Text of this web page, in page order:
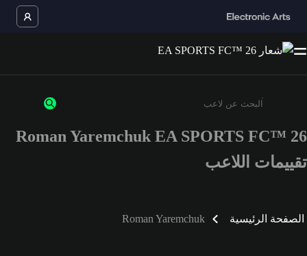
أدخل 3 أحرف أو أرقام على الأقل
Roman Yaremchuk EA SPORTS FC™ 26
تقييمات اللاعب
الصفحة الرئيسية Roman Yaremchuk